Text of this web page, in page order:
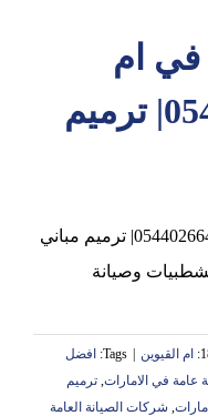
في ام
القيوين |0544026642| ترميم
شركة صيانة عامة في ام القيوين |0544026642| ترميم مباني
وصيانة
ام القيوين Tags:
‏افضل
عامة في الامارات, ترميم
, شركات الصيانة العامة